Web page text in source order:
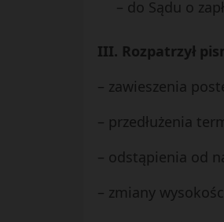
– do Sądu o
III. Rozpatrzył
– zawieszenia
– przedłużenia
– odstąpienia od
– zmiany